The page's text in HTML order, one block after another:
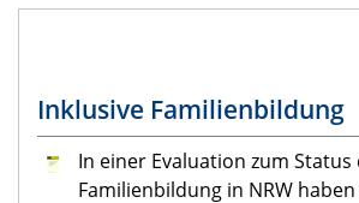
Inklusive Familienbildung ​​​
In einer Evaluation zum
Familienbildung in NRW